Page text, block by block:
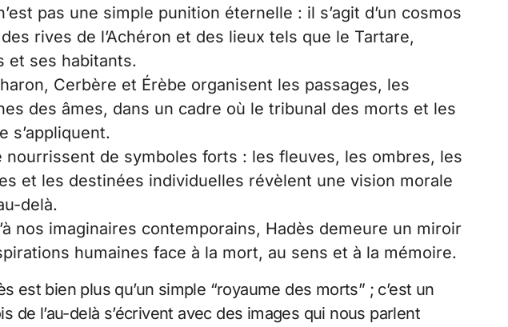
pas une simple punition éternelle : il s’agit d’un cosmos
rives de l’Achéron et des lieux tels que le Tartare,
et ses habitants.
Cerbère et Érèbe organisent les passages, les
des âmes, dans un cadre où le tribunal des morts et les
s’appliquent.
nourrissent de symboles forts : les fleuves, les ombres, les
et les destinées individuelles révèlent une vision morale
delà.
nos imaginaires contemporains, Hadès demeure un miroir
humaines face à la mort, au sens et à la mémoire.
est bien plus qu’un simple “royaume des morts” ; c’est un
de l’au-delà s’écrivent avec des images qui nous parlent